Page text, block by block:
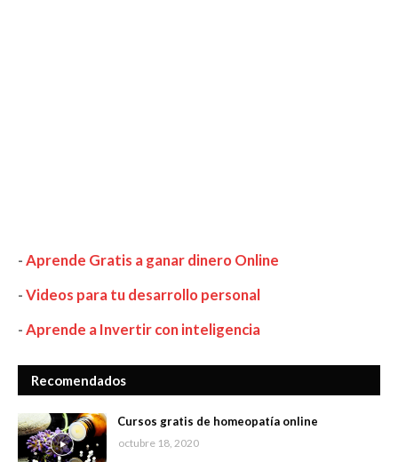
-Aprende Gratis a ganar dinero Online
-Videos para tu desarrollo personal
-Aprende a Invertir con inteligencia
Recomendados
Cursos gratis de homeopatía online
octubre 18, 2020